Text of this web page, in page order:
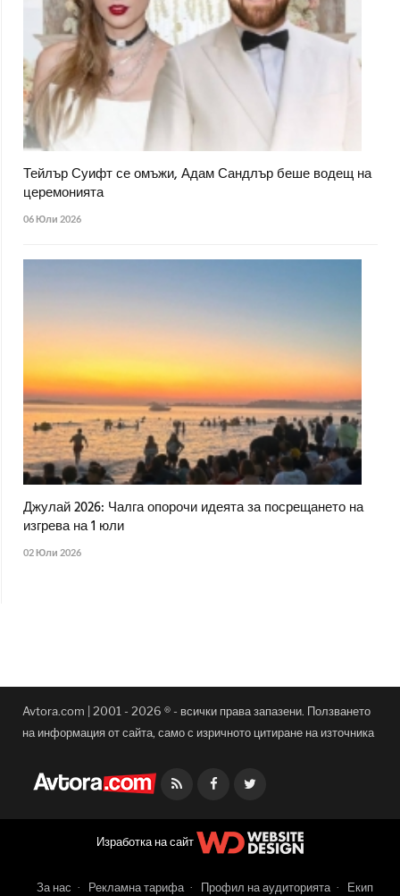
Тейлър Суифт се омъжи, Адам Сандлър беше водещ на
церемонията
06 Юли 2026
Джулай 2026: Чалга опорочи идеята за посрещането на
изгрева на 1 юли
02 Юли 2026
Avtora.com | 2001 - 2026 ® - всички права запазени. Ползването
на информация от сайта, само с изричното цитиране на източника
Facebook
Изработка на сайт
За нас Рекламна тарифа Профил на аудиторията Екип